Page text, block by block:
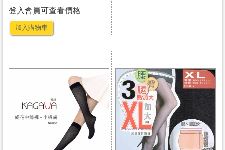
登入會員可查看價格
加入購物車